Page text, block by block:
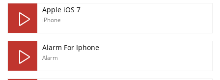
Apple iOS 7
iPhone
Alarm For Iphone
Alarm